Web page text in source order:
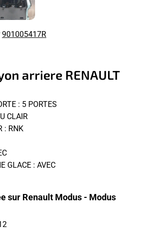
901005417R
arriere RENAULT
: 5 PORTES
CLAIR
: RNK
GLACE : AVEC
sur Renault Modus - Modus